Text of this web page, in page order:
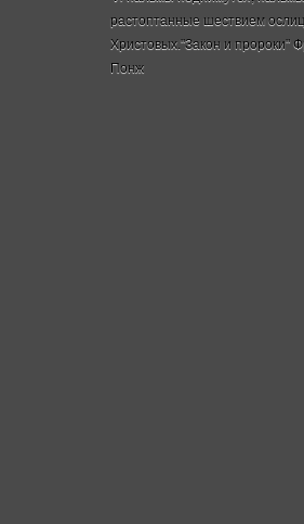
растоптанные шествием ослиц
Христовых."Закон и пророки"
Понж